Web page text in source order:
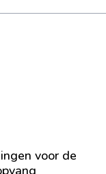
voor de